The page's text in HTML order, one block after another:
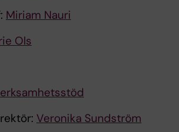
Miriam Nauri
Ols
Veronika Sundström